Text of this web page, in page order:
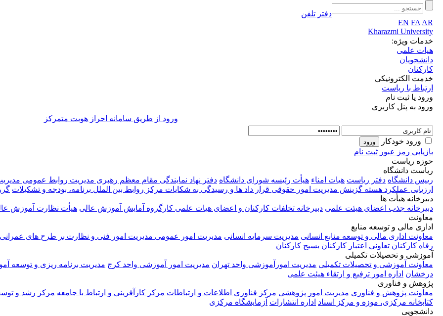
دفتر تلفن
EN FA AR
Kharazmi University
خدمات ویژه:
هیات علمی
دانشجویان
کارکنان
خدمت الکترونیکی
ارتباط با ریاست
ورود یا ثبت نام
ورود به پنل کاربری
ورود از طريق سامانه احراز هويت متمركز
ورود خودکار
بازیابی رمز عبور ثبت نام
حوزه ریاست
ریاست دانشگاه
رییس دانشگاه دفتر ریاست هیات امناء هیأت رئیسه شورای دانشگاه دفتر نهاد نمایندگی مقام معظم رهبری مدیریت روابط عمومی
ارزیابی عملکرد هسته گزینش مدیریت امور حقوقی قرار داد ها و رسیدگی به شکایات مرکز روابط بین الملل برنامه، بودجه و تشکیلات
دبیرخانه هیأت ها
دبیرخانه جذب اعضای هیئت علمی دبیرخانه تخلفات کارکنان و اعضای هیات علمی کارگروه آمایش آموزش عالی هیأت نظارت آموزش
معاونت
اداری مالی و توسعه منابع
معاونت اداری مالی و توسعه منابع انسانی مدیریت سرمایه انسانی مدیریت امور عمومی مدیریت امور فنی و نظارت بر طرح های
رفاه کارکنان تعاونی اعتبار کارکنان بسیج کارکنان
آموزشی و تحصیلات تکمیلی
معاونت آموزشی و تحصیلات تکمیلی مدیریت امورآموزشی واحد تهران مدیریت امور آموزشی واحد کرج مدیریت برنامه ریزی و توسعه
درخشان اداره امور ترفیع و ارتقاء هیئت علمی
پژوهش و فناوری
معاونت پژوهش و فناوری مدیریت امور پژوهشی مرکز فناوری اطلاعات و ارتباطات مرکز کارآفرینی و ارتباط با جامعه مرکز رشد و
کتابخانه مرکزی، موزه و مرکز اسناد اداره انتشارات آزمایشگاه مرکزی
دانشجویی